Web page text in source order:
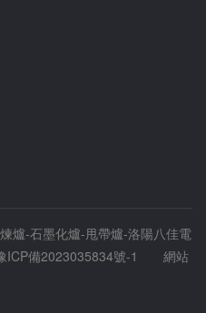
泵故障、密封件老化或損
工作，包括泵的電源、電
異常，應及時維修或更換真
。如有必要，應更換新的密
3. 使用真空檢漏儀：使用
件進行檢查和更換，避免泄
分，其故障可能導致熔煉溫度
定值，進而影響產品質量和生
加熱元件損壞、電源線路故
爐-石墨化爐-甩帶爐-洛陽八佳電
ICP備2023035834號-1
網站